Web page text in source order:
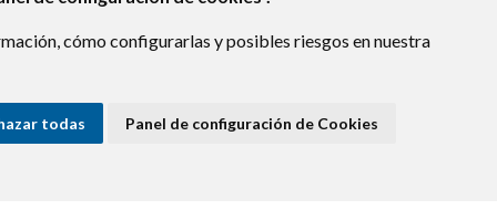
cómo configurarlas y posibles riesgos en nuestra
todas Panel de configuración de Cookies